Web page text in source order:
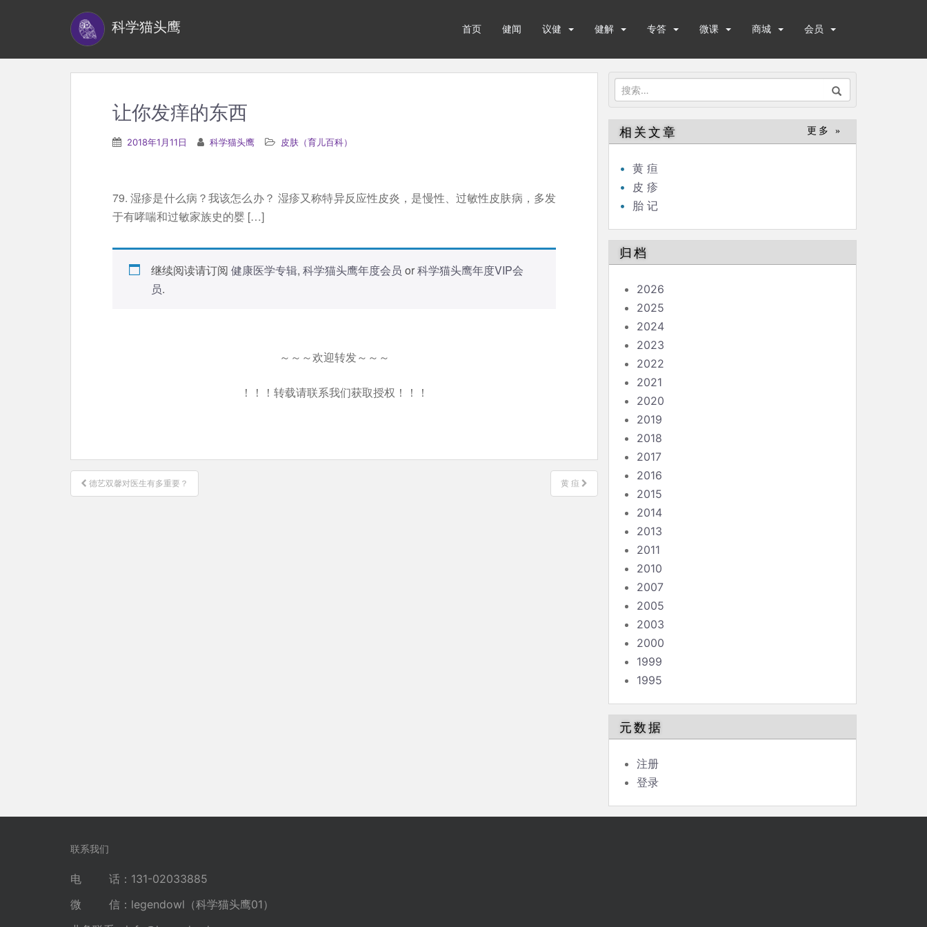
科学猫头鹰 首页 健闻 议健 健解 专答 微课 商城 会员
搜
索：
让你发痒的东西
2018年1月11日 科学猫头鹰 皮肤（育儿百科）
79. 湿疹是什么病？我该怎么办？ 湿疹又称特异反应性皮炎，是慢性、过敏性皮肤病，多发
于有哮喘和过敏家族史的婴 […]
继续阅读请订阅 健康医学专辑, 科学猫头鹰年度会员 or科学猫头鹰年度VIP会
员.
～～～欢迎转发～～～
！！！转载请联系我们获取授权！！！
文
章
德艺双馨对医生有多重要？ 黄 疸
相关文章 更多 »
黄 疸
皮 疹
胎 记
归档
2026
2025
2024
2023
2022
2021
2020
2019
2018
2017
2016
2015
2014
2013
2011
2010
2007
2005
2003
2000
1999
1995
元数据
注册
登录
联系我们
电 话：131-02033885
微 信：legendowl（科学猫头鹰01）